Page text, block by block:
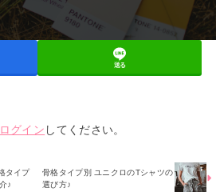
送る
ログイン してください。
タイプ
♪
骨格タイプ別 ユニクロのTシャツの
選び方♪